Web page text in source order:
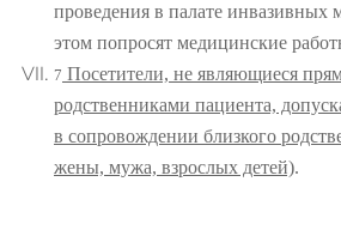
проведения в палате инвазивных
этом попросят медицинские
7 Посетители, не являющиеся
родственниками пациента,
в сопровождении близкого
жены, мужа, взрослых детей).